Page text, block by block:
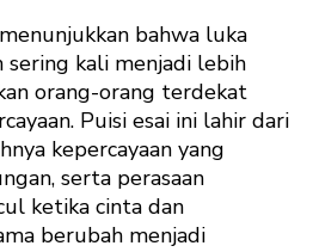
bahwa luka
kali menjadi lebih
orang-orang terdekat
Puisi esai ini lahir dari
kepercayaan yang
serta perasaan
ketika cinta dan
berubah menjadi